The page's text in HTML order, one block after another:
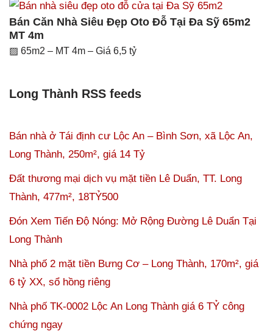
Bán Căn Nhà Siêu Đẹp Oto Đỗ Tại Đa Sỹ 65m2
MT 4m
▨ 65m2 – MT 4m – Giá 6,5 tỷ
Long Thành RSS feeds
Bán nhà ở Tái định cư Lộc An – Bình Sơn, xã Lộc An,
Long Thành, 250m², giá 14 Tỷ
Đất thương mại dịch vụ mặt tiền Lê Duẩn, TT. Long
Thành, 477m², 18TỶ500
Đón Xem Tiến Độ Nóng: Mở Rộng Đường Lê Duẩn Tại
Long Thành
Nhà phố 2 mặt tiền Bưng Cơ – Long Thành, 170m², giá
6 tỷ XX, sổ hồng riêng
Nhà phố TK-0002 Lộc An Long Thành giá 6 TỶ công
chứng ngay